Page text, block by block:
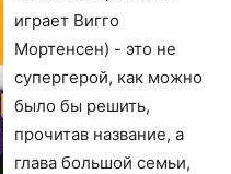
играет Вигго
Мортенсен) - это не
супергерой, как можно
было бы решить,
прочитав название, а
глава большой семьи,